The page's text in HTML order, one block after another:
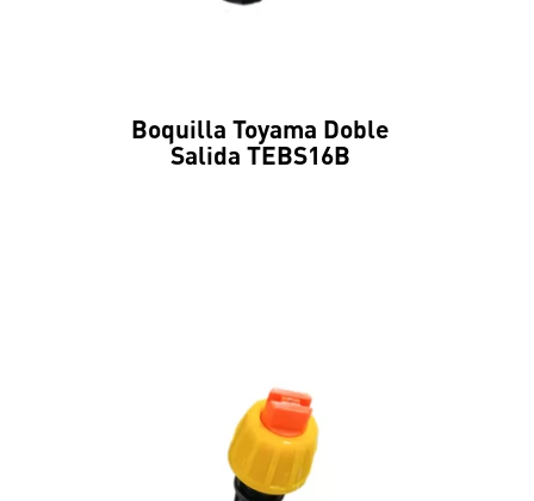
Boquilla Toyama Doble
Salida TEBS16B